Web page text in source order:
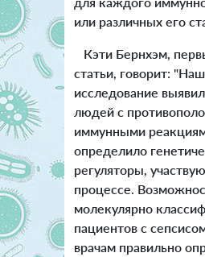
или различных его
Кэти Бернхэм,
статьи, говорит:
исследование
людей с
иммунными
определило
регуляторы,
процессе.
молекулярно
пациентов с
врачам правильно